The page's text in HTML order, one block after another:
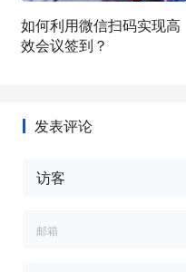
如何利用微信扫码实现高
效会议签到？
发表评论